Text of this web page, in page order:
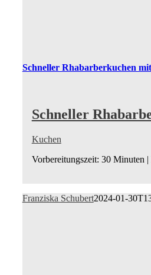
Schneller Rhabarberkuchen
Schneller
Kuchen
Vorbereitungszeit: 30 Minuten
Franziska Schubert2024-01-